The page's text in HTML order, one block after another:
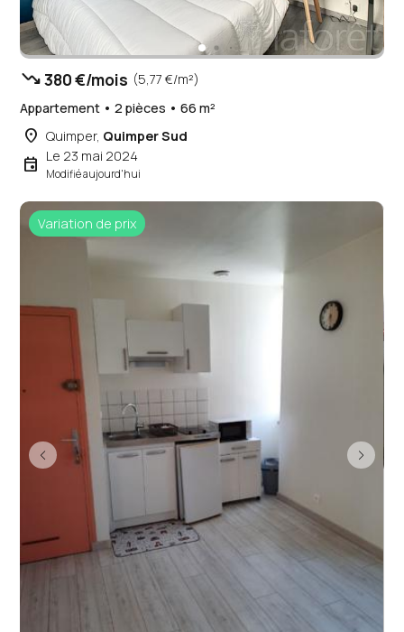
trending_down380 €/mois (5,77 €/m²)
Appartement • 2 pièces • 66 m²
place Quimper, Quimper Sud
event Le 23 mai 2024
Modifié aujourd'hui
Variation de prix